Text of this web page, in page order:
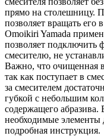
прямо на столешницу.
позволяет вращать его
Omoikiri Yamada
позволяет подключить
смесителю, не
Важно, что очищенная
так как поступает в
за смесителем
губкой с небольшим
содержащего абразива.
необходимые элементы
подробная инструкция.